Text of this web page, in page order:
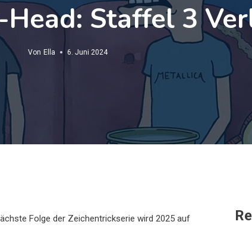
Staffel 3
Von Ella 6. Juni 2024
Folge der Zeichentrickserie wird 2025 auf